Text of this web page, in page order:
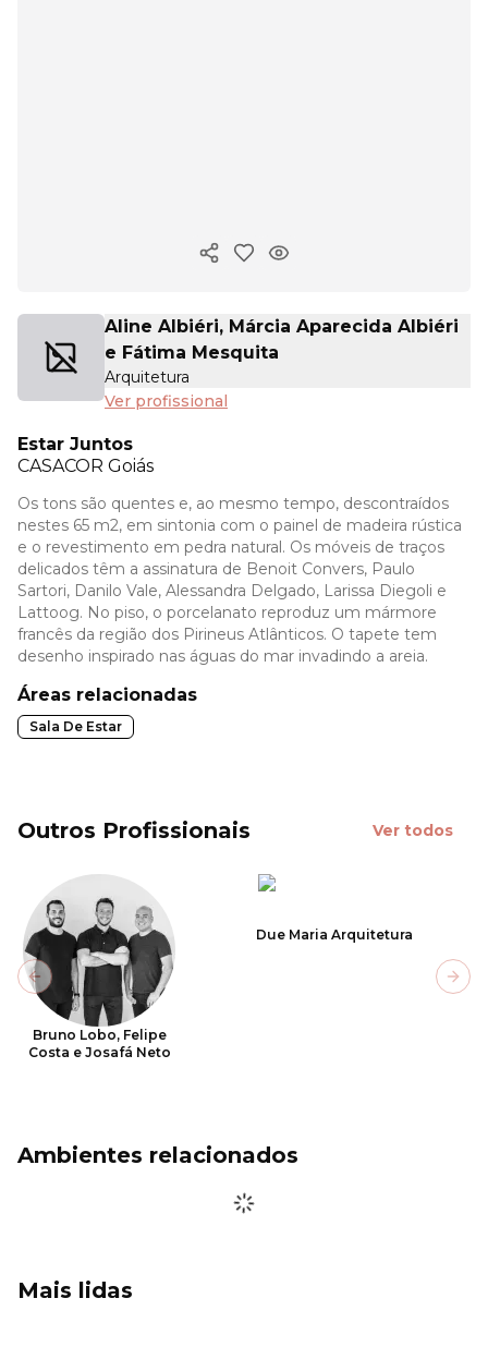
Copiar link
Aline Albiéri, Márcia Aparecida Albiéri
e Fátima Mesquita
Arquitetura
Ver profissional
Estar Juntos
CASACOR Goiás
Os tons são quentes e, ao mesmo tempo, descontraídos
nestes 65 m2, em sintonia com o painel de madeira rústica
e o revestimento em pedra natural. Os móveis de traços
delicados têm a assinatura de Benoit Convers, Paulo
Sartori, Danilo Vale, Alessandra Delgado, Larissa Diegoli e
Lattoog. No piso, o porcelanato reproduz um mármore
francês da região dos Pirineus Atlânticos. O tapete tem
desenho inspirado nas águas do mar invadindo a areia.
Áreas relacionadas
Sala De Estar
Outros Profissionais Ver todos
Bruno Lobo, Felipe
Costa e Josafá Neto
Due Maria Arquitetura
Previous slide
Ambientes relacionados
Mais lidas